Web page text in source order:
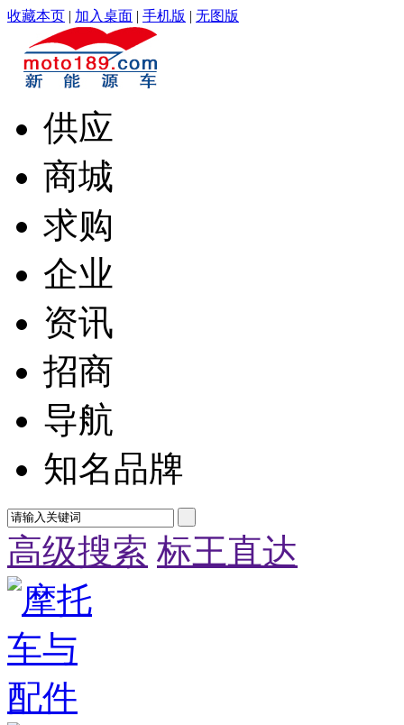
收藏本页 | 加入桌面 | 手机版 | 无图版
供应
商城
求购
企业
资讯
招商
导航
知名品牌
高级搜索 标王直达